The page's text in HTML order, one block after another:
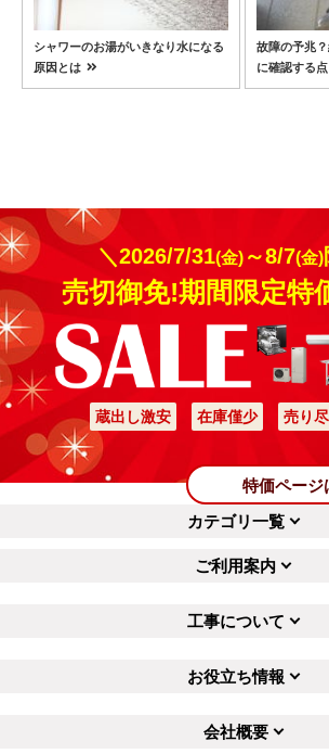
シャワーのお湯がいきなり水になる
原因とは
故障の予兆
に確認する点
＼2026/7/31(金)～8/7(金)
売切御免!期間限定特
蔵出し激安 在庫僅少 売り
特価ページ
カテゴリ一覧
ご利用案内
工事について
お役立ち情報
会社概要